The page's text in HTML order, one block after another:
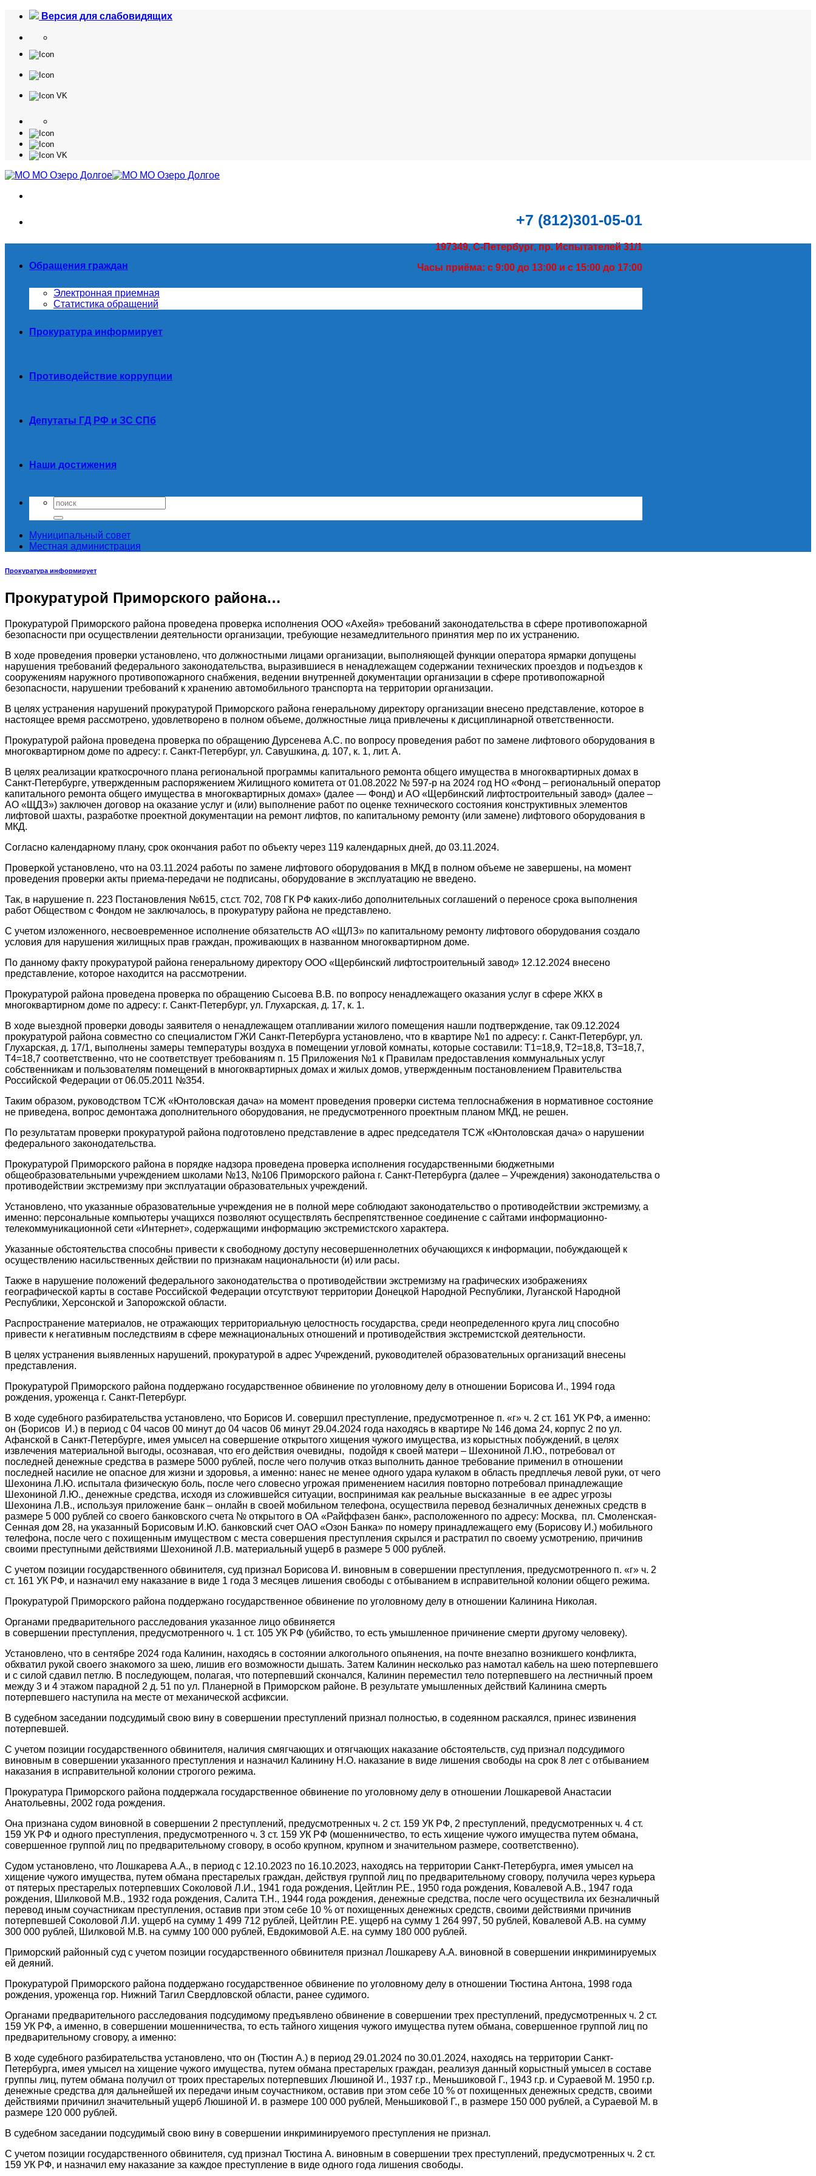
Skip
content
Версия для слабовидящих
+7 (812)301-05-01
197349, С-Петербург, пр. Испытателей 31/1
Часы приёма: с 9:00 до 13:00 и с 15:00 до 17:00
Обращения граждан
Электронная приемная
Статистика обращений
Прокуратура информирует
Противодействие коррупции
Депутаты ГД РФ и ЗС СПб
Наши достижения
Муниципальный совет
Местная администрация
Прокуратура информирует
Прокуратурой Приморского района…
Прокуратурой Приморского района проведена проверка исполнения ООО «Ахейя» требований законодательства в сфере противопожарной
безопасности при осуществлении деятельности организации, требующие незамедлительного принятия мер по их устранению.
В ходе проведения проверки установлено, что должностными лицами организации, выполняющей функции оператора ярмарки допущены
нарушения требований федерального законодательства, выразившиеся в ненадлежащем содержании технических проездов и подъездов к
сооружениям наружного противопожарного снабжения, ведении внутренней документации организации в сфере противопожарной
безопасности, нарушении требований к хранению автомобильного транспорта на территории организации.
В целях устранения нарушений прокуратурой Приморского района генеральному директору организации внесено представление, которое в
настоящее время рассмотрено, удовлетворено в полном объеме, должностные лица привлечены к дисциплинарной ответственности.
Прокуратурой района проведена проверка по обращению Дурсенева А.С. по вопросу проведения работ по замене лифтового оборудования в
многоквартирном доме по адресу: г. Санкт-Петербург, ул. Савушкина, д. 107, к. 1, лит. А.
В целях реализации краткосрочного плана региональной программы капитального ремонта общего имущества в многоквартирных домах в
Санкт-Петербурге, утвержденным распоряжением Жилищного комитета от 01.08.2022 № 597-р на 2024 год НО «Фонд – региональный оператор
капитального ремонта общего имущества в многоквартирных домах» (далее — Фонд) и АО «Щербинский лифтостроительный завод» (далее –
АО «ЩДЗ») заключен договор на оказание услуг и (или) выполнение работ по оценке технического состояния конструктивных элементов
лифтовой шахты, разработке проектной документации на ремонт лифтов, по капитальному ремонту (или замене) лифтового оборудования в
МКД.
Согласно календарному плану, срок окончания работ по объекту через 119 календарных дней, до 03.11.2024.
Проверкой установлено, что на 03.11.2024 работы по замене лифтового оборудования в МКД в полном объеме не завершены, на момент
проведения проверки акты приема-передачи не подписаны, оборудование в эксплуатацию не введено.
Так, в нарушение п. 223 Постановления №615, ст.ст. 702, 708 ГК РФ каких-либо дополнительных соглашений о переносе срока выполнения
работ Обществом с Фондом не заключалось, в прокуратуру района не представлено.
С учетом изложенного, несвоевременное исполнение обязательств АО «ЩЛЗ» по капитальному ремонту лифтового оборудования создало
условия для нарушения жилищных прав граждан, проживающих в названном многоквартирном доме.
По данному факту прокуратурой района генеральному директору ООО «Щербинский лифтостроительный завод» 12.12.2024 внесено
представление, которое находится на рассмотрении.
Прокуратурой района проведена проверка по обращению Сысоева В.В. по вопросу ненадлежащего оказания услуг в сфере ЖКХ в
многоквартирном доме по адресу: г. Санкт-Петербург, ул. Глухарская, д. 17, к. 1.
В ходе выездной проверки доводы заявителя о ненадлежащем отапливании жилого помещения нашли подтверждение, так 09.12.2024
прокуратурой района совместно со специалистом ГЖИ Санкт-Петербурга установлено, что в квартире №1 по адресу: г. Санкт-Петербург, ул.
Глухарская, д. 17/1, выполнены замеры температуры воздуха в помещении угловой комнаты, которые составили: T1=18,9, Т2=18,8, Т3=18,7,
Т4=18,7 соответственно, что не соответствует требованиям п. 15 Приложения №1 к Правилам предоставления коммунальных услуг
собственникам и пользователям помещений в многоквартирных домах и жилых домов, утвержденным постановлением Правительства
Российской Федерации от 06.05.2011 №354.
Таким образом, руководством ТСЖ «Юнтоловская дача» на момент проведения проверки система теплоснабжения в нормативное состояние
не приведена, вопрос демонтажа дополнительного оборудования, не предусмотренного проектным планом МКД, не решен.
По результатам проверки прокуратурой района подготовлено представление в адрес председателя ТСЖ «Юнтоловская дача» о нарушении
федерального законодательства.
Прокуратурой Приморского района в порядке надзора проведена проверка исполнения государственными бюджетными
общеобразовательными учреждением школами №13, №106 Приморского района г. Санкт-Петербурга (далее – Учреждения) законодательства о
противодействии экстремизму при эксплуатации образовательных учреждений.
Установлено, что указанные образовательные учреждения не в полной мере соблюдают законодательство о противодействии экстремизму, а
именно: персональные компьютеры учащихся позволяют осуществлять беспрепятственное соединение с сайтами информационно-
телекоммуникационной сети «Интернет», содержащими информацию экстремистского характера.
Указанные обстоятельства способны привести к свободному доступу несовершеннолетних обучающихся к информации, побуждающей к
осуществлению насильственных действии по признакам национальности (и) или расы.
Также в нарушение положений федерального законодательства о противодействии экстремизму на графических изображениях
географической карты в составе Российской Федерации отсутствуют территории Донецкой Народной Республики, Луганской Народной
Республики, Херсонской и Запорожской области.
Распространение материалов, не отражающих территориальную целостность государства, среди неопределенного круга лиц способно
привести к негативным последствиям в сфере межнациональных отношений и противодействия экстремистской деятельности.
В целях устранения выявленных нарушений, прокуратурой в адрес Учреждений, руководителей образовательных организаций внесены
представления.
Прокуратурой Приморского района поддержано государственное обвинение по уголовному делу в отношении Борисова И., 1994 года
рождения, уроженца г. Санкт-Петербург.
В ходе судебного разбирательства установлено, что Борисов И. совершил преступление, предусмотренное п. «г» ч. 2 ст. 161 УК РФ, а именно:
он (Борисов И.) в период с 04 часов 00 минут до 04 часов 06 минут 29.04.2024 года находясь в квартире № 146 дома 24, корпус 2 по ул.
Афанской в Санкт-Петербурге, имея умысел на совершение открытого хищения чужого имущества, из корыстных побуждений, в целях
извлечения материальной выгоды, осознавая, что его действия очевидны, подойдя к своей матери – Шехониной Л.Ю., потребовал от
последней денежные средства в размере 5000 рублей, после чего получив отказ выполнить данное требование применил в отношении
последней насилие не опасное для жизни и здоровья, а именно: нанес не менее одного удара кулаком в область предплечья левой руки, от чего
Шехонина Л.Ю. испытала физическую боль, после чего словесно угрожая применением насилия повторно потребовал принадлежащие
Шехониной Л.Ю., денежные средства, исходя из сложившейся ситуации, воспринимая как реальные высказанные в ее адрес угрозы
Шехонина Л.В., используя приложение банк – онлайн в своей мобильном телефона, осуществила перевод безналичных денежных средств в
размере 5 000 рублей со своего банковского счета № открытого в ОА «Райффазен банк», расположенного по адресу: Москва, пл. Смоленская-
Сенная дом 28, на указанный Борисовым И.Ю. банковский счет ОАО «Озон Банка» по номеру принадлежащего ему (Борисову И.) мобильного
телефона, после чего с похищенным имуществом с места совершения преступления скрылся и растратил по своему усмотрению, причинив
своими преступными действиями Шехониной Л.В. материальный ущерб в размере 5 000 рублей.
С учетом позиции государственного обвинителя, суд признал Борисова И. виновным в совершении преступления, предусмотренного п. «г» ч. 2
ст. 161 УК РФ, и назначил ему наказание в виде 1 года 3 месяцев лишения свободы с отбыванием в исправительной колонии общего режима.
Прокуратурой Приморского района поддержано государственное обвинение по уголовному делу в отношении Калинина Николая.
Органами предварительного расследования указанное лицо обвиняется
в совершении преступления, предусмотренного ч. 1 ст. 105 УК РФ (убийство, то есть умышленное причинение смерти другому человеку).
Установлено, что в сентябре 2024 года Калинин, находясь в состоянии алкогольного опьянения, на почте внезапно возникшего конфликта,
обхватил рукой своего знакомого за шею, лишив его возможности дышать. Затем Калинин несколько раз намотал кабель на шею потерпевшего
и с силой сдавил петлю. В последующем, полагая, что потерпевший скончался, Калинин переместил тело потерпевшего на лестничный проем
между 3 и 4 этажом парадной 2 д. 51 по ул. Планерной в Приморском районе. В результате умышленных действий Калинина смерть
потерпевшего наступила на месте от механической асфиксии.
В судебном заседании подсудимый свою вину в совершении преступлений признал полностью, в содеянном раскаялся, принес извинения
потерпевшей.
С учетом позиции государственного обвинителя, наличия смягчающих и отягчающих наказание обстоятельств, суд признал подсудимого
виновным в совершении указанного преступления и назначил Калинину Н.О. наказание в виде лишения свободы на срок 8 лет с отбыванием
наказания в исправительной колонии строгого режима.
Прокуратура Приморского района поддержала государственное обвинение по уголовному делу в отношении Лошкаревой Анастасии
Анатольевны, 2002 года рождения.
Она признана судом виновной в совершении 2 преступлений, предусмотренных ч. 2 ст. 159 УК РФ, 2 преступлений, предусмотренных ч. 4 ст.
159 УК РФ и одного преступления, предусмотренного ч. 3 ст. 159 УК РФ (мошенничество, то есть хищение чужого имущества путем обмана,
совершенное группой лиц по предварительному сговору, в особо крупном, крупном и значительном размере, соответственно).
Судом установлено, что Лошкарева А.А., в период с 12.10.2023 по 16.10.2023, находясь на территории Санкт-Петербурга, имея умысел на
хищение чужого имущества, путем обмана престарелых граждан, действуя группой лиц по предварительному сговору, получила через курьера
от пятерых престарелых потерпевших Соколовой Л.И., 1941 года рождения, Цейтлин Р.Е., 1950 года рождения, Ковалевой А.В., 1947 года
рождения, Шилковой М.В., 1932 года рождения, Салита Т.Н., 1944 года рождения, денежные средства, после чего осуществила их безналичный
перевод иным соучастникам преступления, оставив при этом себе 10 % от похищенных денежных средств, своими действиями причинив
потерпевшей Соколовой Л.И. ущерб на сумму 1 499 712 рублей, Цейтлин Р.Е. ущерб на сумму 1 264 997, 50 рублей, Ковалевой А.В. на сумму
300 000 рублей, Шилковой М.В. на сумму 100 000 рублей, Евдокимовой А.Е. на сумму 180 000 рублей.
Приморский районный суд с учетом позиции государственного обвинителя признал Лошкареву А.А. виновной в совершении инкриминируемых
ей деяний.
Прокуратурой Приморского района поддержано государственное обвинение по уголовному делу в отношении Тюстина Антона, 1998 года
рождения, уроженца гор. Нижний Тагил Свердловской области, ранее судимого.
Органами предварительного расследования подсудимому предъявлено обвинение в совершении трех преступлений, предусмотренных ч. 2 ст.
159 УК РФ, а именно, в совершении мошенничества, то есть тайного хищения чужого имущества путем обмана, совершенное группой лиц по
предварительному сговору, а именно:
В ходе судебного разбирательства установлено, что он (Тюстин А.) в период 29.01.2024 по 30.01.2024, находясь на территории Санкт-
Петербурга, имея умысел на хищение чужого имущества, путем обмана престарелых граждан, реализуя данный корыстный умысел в составе
группы лиц, путем обмана получил от троих престарелых потерпевших Люшиной И., 1937 г.р., Меньшиковой Г., 1943 г.р. и Сураевой М. 1950 г.р.
денежные средства для дальнейшей их передачи иным соучастником, оставив при этом себе 10 % от похищенных денежных средств, своими
действиями причинил значительный ущерб Люшиной И. в размере 100 000 рублей, Меньшиковой Г., в размере 150 000 рублей, а Сураевой М. в
размере 120 000 рублей.
В судебном заседании подсудимый свою вину в совершении инкриминируемого преступления не признал.
С учетом позиции государственного обвинителя, суд признал Тюстина А. виновным в совершении трех преступлений, предусмотренных ч. 2 ст.
159 УК РФ, и назначил ему наказание за каждое преступление в виде одного года лишения свободы.